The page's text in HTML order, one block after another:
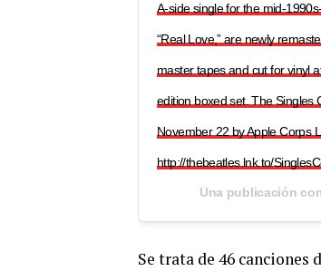
A-side single for the mid-
“Real Love,” are newly
master tapes and cut for vinyl
edition boxed set. The Singles
November 22 by Apple Corps
http://thebeatles.lnk.to/
Una publicación
Se trata de 46